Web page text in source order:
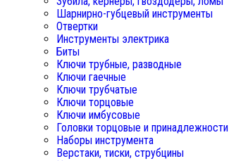
Шарнирно-губцевый инструменты
Отвертки
Инструменты электрика
Биты
Ключи трубные, разводные
Ключи гаечные
Ключи трубчатые
Ключи торцовые
Ключи имбусовые
Головки торцовые и принадлежности
Наборы инструмента
Верстаки, тиски, струбцины